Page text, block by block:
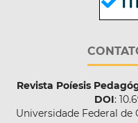
Revista Poíesis
DOI:
Universidade Federal de